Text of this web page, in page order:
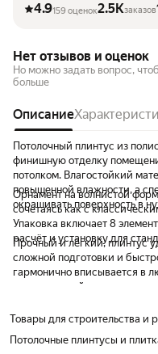
4.9159 оценок2.5Kзаказов
Нет отзывов и оценок
Но можно задать вопрос,
больше
Описание
Потолочный плинтус из
финишную отделку
потолком. Влагостойкий
повышенной влажности, а
окрашивать поверхность в
Орнамент на волнистой
сочетаясь как с
Упаковка включает 8
расчёт и установку для
Прочный и лёгкий, плинтус
сложной подготовки и
гармонично вписывается в
чистоту линий и завершая
Товары для строительства и
Потолочные плинтусы и